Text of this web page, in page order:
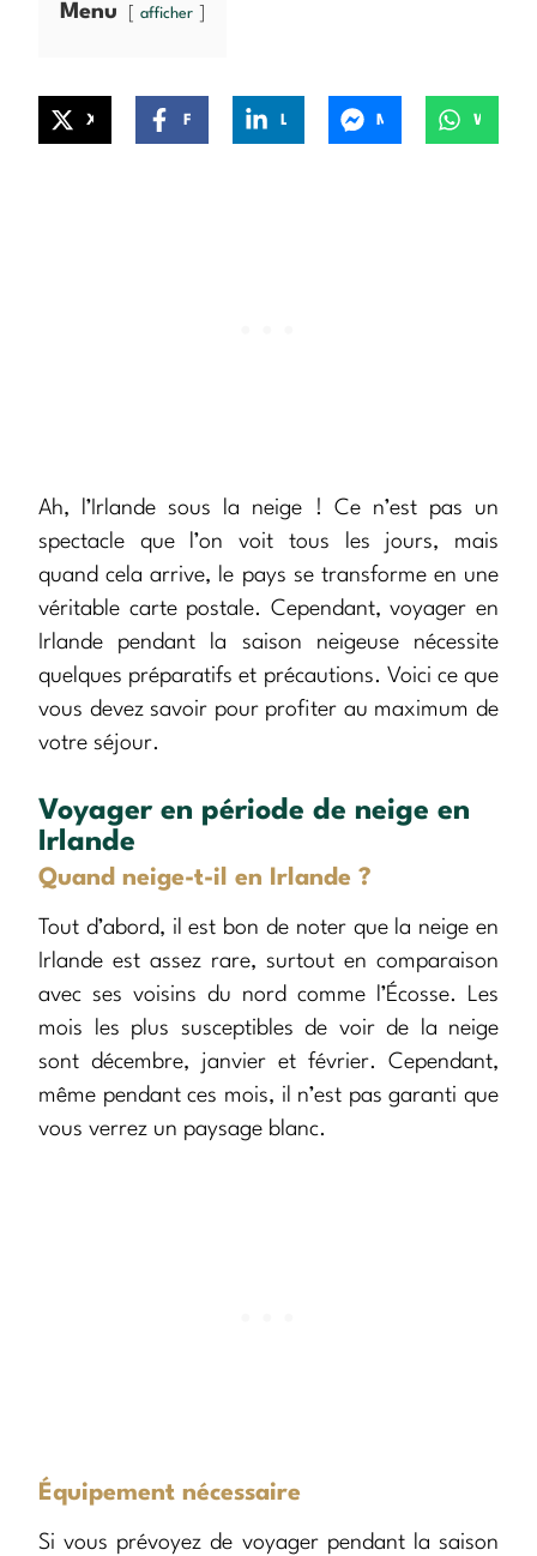
Menu afficher
Ah, l’Irlande sous la neige ! Ce n’est pas un
spectacle que l’on voit tous les jours, mais
quand cela arrive, le pays se transforme en une
véritable carte postale. Cependant, voyager en
Irlande pendant la saison neigeuse nécessite
quelques préparatifs et précautions. Voici ce que
vous devez savoir pour profiter au maximum de
votre séjour.
Voyager en période de neige en
Irlande
Quand neige-t-il en Irlande ?
Tout d’abord, il est bon de noter que la neige en
Irlande est assez rare, surtout en comparaison
avec ses voisins du nord comme l’Écosse. Les
mois les plus susceptibles de voir de la neige
sont décembre, janvier et février. Cependant,
même pendant ces mois, il n’est pas garanti que
vous verrez un paysage blanc.
Équipement nécessaire
Si vous prévoyez de voyager pendant la saison